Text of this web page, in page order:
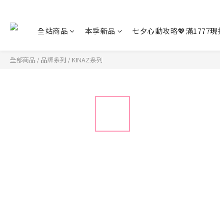
全站商品 本季新品 七夕心動攻略💖滿1777現
全部商品 / 品牌系列 / KINAZ系列